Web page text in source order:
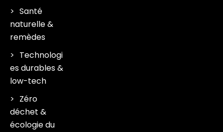
Santé
naturelle &
remèdes
Technologi
es durables &
low-tech
Zéro
déchet &
écologie du